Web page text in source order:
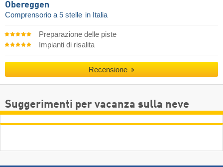
Obereggen
Comprensorio a 5 stelle in Italia
Preparazione delle piste
Impianti di risalita
Recensione
Suggerimenti per vacanza sulla neve